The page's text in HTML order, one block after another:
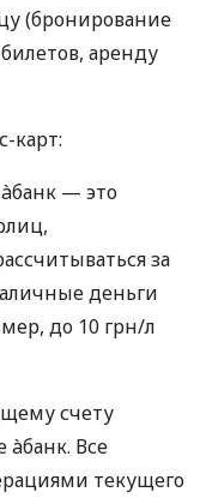
(бронирование
аренду
карт:
àбанк — это
за
деньги
до 10 грн/л
счету
Все
текущего